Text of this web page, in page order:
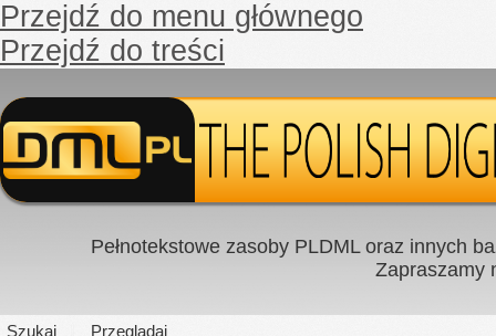
Przejdź do menu głównego
Przejdź do treści
Pełnotekstowe zasoby PLDML oraz innych
Zapraszamy
Szukaj Przeglądaj